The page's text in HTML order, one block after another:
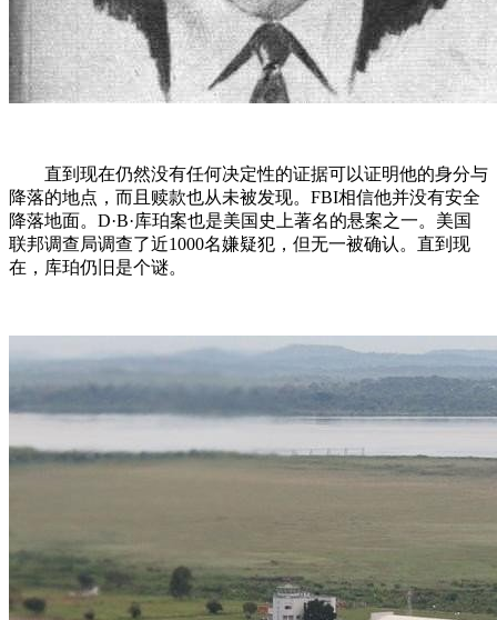
直到现在仍然没有任何决定性的证据可以证明他的身分与
降落的地点，而且赎款也从未被发现。FBI相信他并没有安全
降落地面。D·B·库珀案也是美国史上著名的悬案之一。美国
联邦调查局调查了近1000名嫌疑犯，但无一被确认。直到现
在，库珀仍旧是个谜。